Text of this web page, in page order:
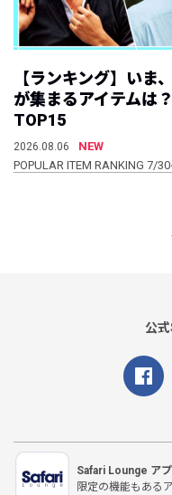
【ランキング】いま
が集まるアイテムは？
TOP15
2026.08.06
NEW
POPULAR ITEM RANKING 7/
公
Safari Lounge ア
限定の機能もある